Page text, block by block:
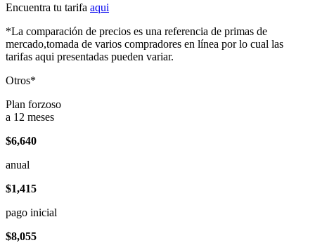
Encuentra tu tarifa aqui
*La comparación de precios es una referencia de primas de
mercado,tomada de varios compradores en línea por lo cual las
tarifas aqui presentadas pueden variar.
Otros*
Plan forzoso
a 12 meses
$6,640
anual
$1,415
pago inicial
$8,055